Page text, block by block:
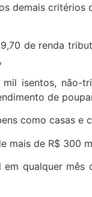
demais critérios
de renda
isentos, não-
de
como casas e
mais de R$ 300
qualquer